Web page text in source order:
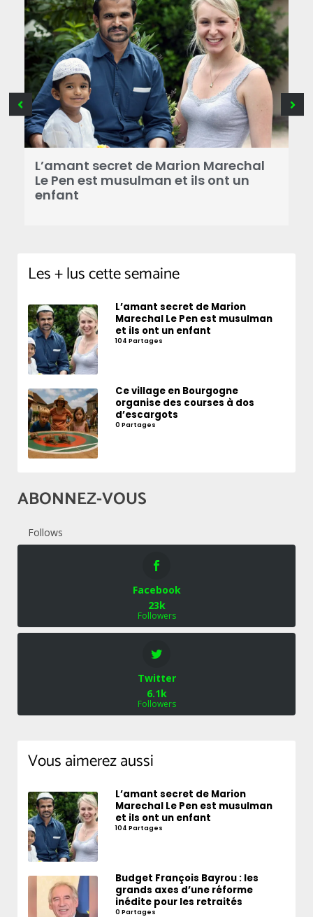
L’amant secret de Marion Marechal
Le Pen est musulman et ils ont un
enfant
Les + lus cette semaine
L’amant secret de Marion
Marechal Le Pen est musulman
et ils ont un enfant
104 Partages
Ce village en Bourgogne
organise des courses à dos
d’escargots
0 Partages
ABONNEZ-VOUS
Follows
Facebook
23k
Followers
Twitter
6.1k
Followers
Vous aimerez aussi
L’amant secret de Marion
Marechal Le Pen est musulman
et ils ont un enfant
104 Partages
Budget François Bayrou : les
grands axes d’une réforme
inédite pour les retraités
0 Partages